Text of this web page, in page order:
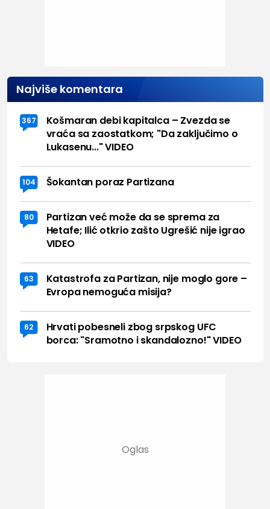
Najviše komentara
367
Košmaran debi kapitalca – Zvezda se
vraća sa zaostatkom; "Da zaključimo o
Lukasenu..." VIDEO
104 Šokantan poraz Partizana
80
Partizan već može da se sprema za
Hetafe; Ilić otkrio zašto Ugrešić nije igrao
VIDEO
63
Katastrofa za Partizan, nije moglo gore –
Evropa nemoguća misija?
62
Hrvati pobesneli zbog srpskog UFC
borca: "Sramotno i skandalozno!" VIDEO